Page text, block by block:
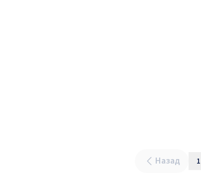
Назад 1